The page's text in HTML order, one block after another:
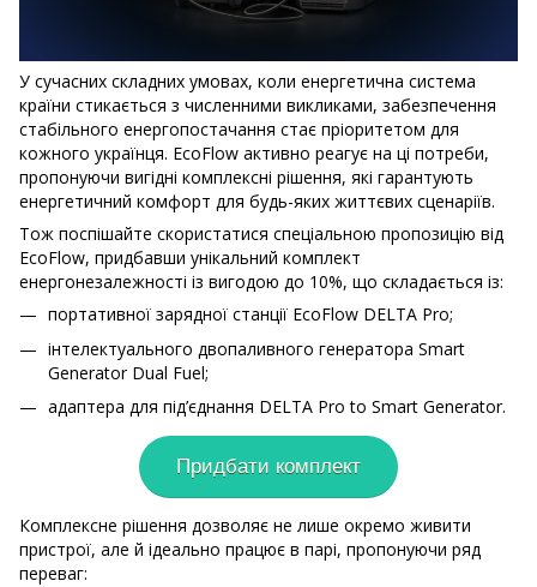
У сучасних складних умовах, коли енергетична система
країни стикається з численними викликами, забезпечення
стабільного енергопостачання стає пріоритетом для
кожного українця. EcoFlow активно реагує на ці потреби,
пропонуючи вигідні комплексні рішення, які гарантують
енергетичний комфорт для будь-яких життєвих сценаріїв.
Тож поспішайте скористатися спеціальною пропозицію від
EcoFlow, придбавши унікальний комплект
енергонезалежності із вигодою до 10%, що складається із:
портативної зарядної станції EcoFlow DELTA Pro;
інтелектуального двопаливного генератора Smart
Generator Dual Fuel;
адаптера для під’єднання DELTA Pro to Smart Generator.
Придбати комплект
Комплексне рішення дозволяє не лише окремо живити
пристрої, але й ідеально працює в парі, пропонуючи ряд
переваг: